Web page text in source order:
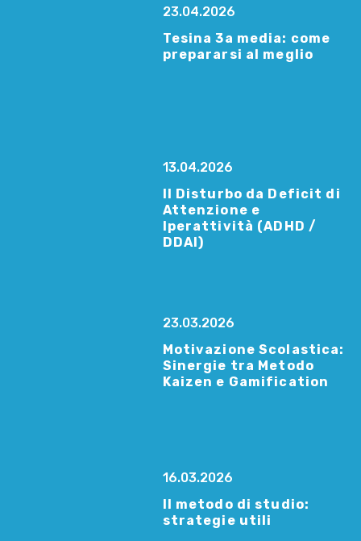
23.04.2026
Tesina 3a media: come
prepararsi al meglio
13.04.2026
Il Disturbo da Deficit di
Attenzione e
Iperattività (ADHD /
DDAI)
23.03.2026
Motivazione Scolastica:
Sinergie tra Metodo
Kaizen e Gamification
16.03.2026
Il metodo di studio:
strategie utili